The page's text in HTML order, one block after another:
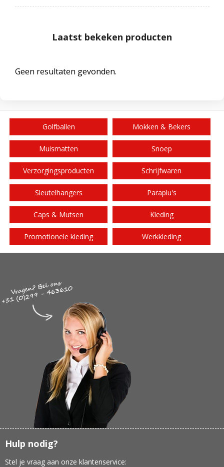
Laatst bekeken producten
Geen resultaten gevonden.
Golfballen Mokken & Bekers
Muismatten Snoep
Verzorgingsproducten Schrijfwaren
Sleutelhangers Paraplu's
Caps & Mutsen Kleding
Promotionele kleding Werkkleding
Hulp nodig?
Stel je vraag aan onze klantenservice: